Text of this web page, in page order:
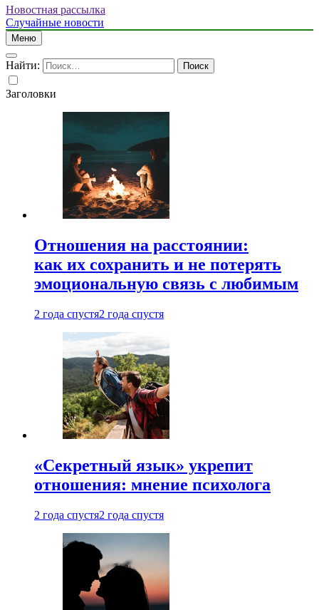
Новостная рассылка
Случайные новости
Меню
Найти:
Заголовки
Отношения на расстоянии:
как их сохранить и не потерять
эмоциональную связь с любимым
2 года спустя2 года спустя
«Секретный язык» укрепит
отношения: мнение психолога
2 года спустя2 года спустя